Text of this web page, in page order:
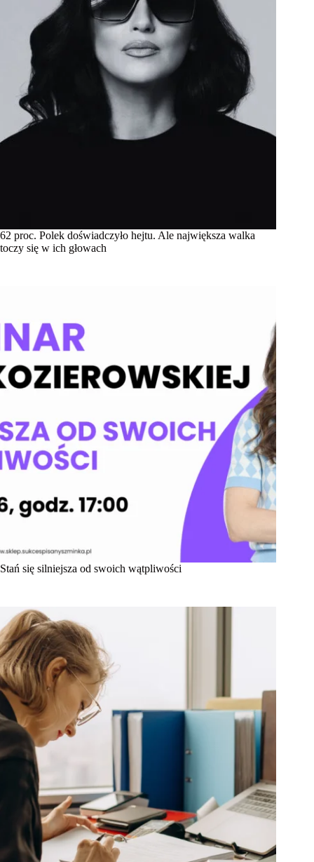
62 proc. Polek doświadczyło hejtu. Ale największa walka
toczy się w ich głowach
Stań się silniejsza od swoich wątpliwości